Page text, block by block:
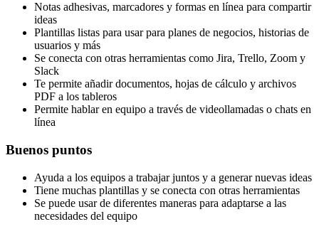
Notas adhesivas, marcadores y formas en línea para compartir
ideas
Plantillas listas para usar para planes de negocios, historias de
usuarios y más
Se conecta con otras herramientas como Jira, Trello, Zoom y
Slack
Te permite añadir documentos, hojas de cálculo y archivos
PDF a los tableros
Permite hablar en equipo a través de videollamadas o chats en
línea
Buenos puntos
Ayuda a los equipos a trabajar juntos y a generar nuevas ideas
Tiene muchas plantillas y se conecta con otras herramientas
Se puede usar de diferentes maneras para adaptarse a las
necesidades del equipo